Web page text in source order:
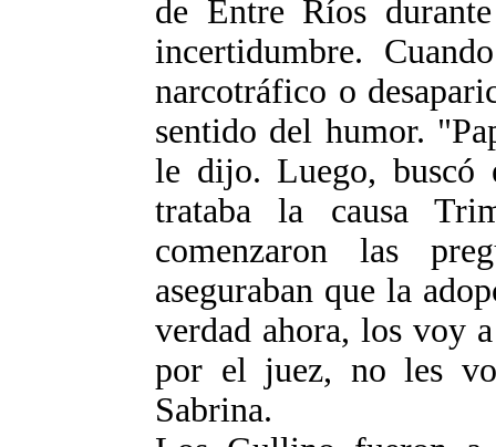
de Entre Ríos
incertidumbre.
narcotráfico o
sentido del humor.
le dijo. Luego, buscó
trataba la causa
comenzaron las
aseguraban que la
verdad ahora, los voy
por el juez, no les
Sabrina.